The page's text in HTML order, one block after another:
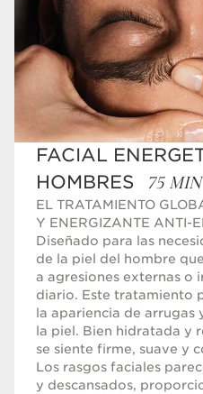
FACIAL
HOMBRES
75 MIN
EL TRATAMIENTO
Y ENERGIZANTE ANTI-
Diseñado para las
de la piel del hombre
a agresiones externas o
diario. Este tratamiento
la apariencia de arrugas
la piel. Bien hidratada y
se siente firme, suave y
Los rasgos faciales
y descansados,